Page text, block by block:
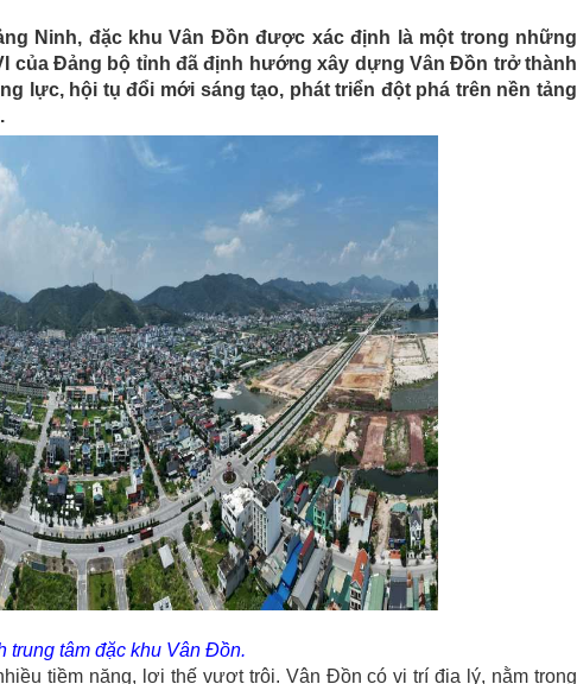
Ninh, đặc khu Vân Đồn được xác định là một trong những
của Đảng bộ tỉnh đã định hướng xây dựng Vân Đồn trở thành
lực, hội tụ đổi mới sáng tạo, phát triển đột phá trên nền tảng
trung tâm đặc khu Vân Đồn.
tiềm năng, lợi thế vượt trội. Vân Đồn có vị trí địa lý, nằm trong